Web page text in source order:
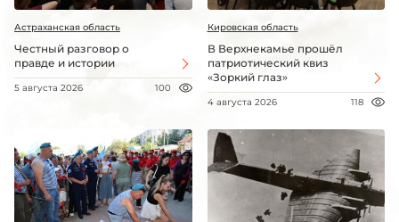
Астраханская область
Честный разговор о
правде и истории
5 августа 2026 100
Кировская область
В Верхнекамье прошёл
патриотический квиз
«Зоркий глаз»
4 августа 2026 118